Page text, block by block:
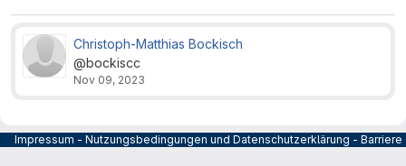
Christoph-Matthias Bockisch
@bockiscc
Nov 09, 2023
Impressum - Nutzungsbedingungen und Datenschutzerklärung -